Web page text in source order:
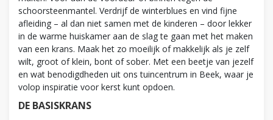
schoorsteenmantel. Verdrijf de winterblues en vind fijne
afleiding – al dan niet samen met de kinderen – door lekker
in de warme huiskamer aan de slag te gaan met het maken
van een krans. Maak het zo moeilijk of makkelijk als je zelf
wilt, groot of klein, bont of sober. Met een beetje van jezelf
en wat benodigdheden uit ons tuincentrum in Beek, waar je
volop inspiratie voor kerst kunt opdoen.
DE BASISKRANS